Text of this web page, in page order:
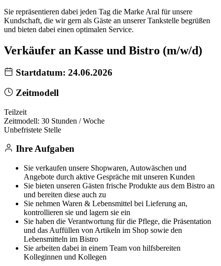
Sie repräsentieren dabei jeden Tag die Marke Aral für unsere
Kundschaft, die wir gern als Gäste an unserer Tankstelle begrüßen
und bieten dabei einen optimalen Service.
Verkäufer an Kasse und Bistro (m/w/d)
Startdatum: 24.06.2026
Zeitmodell
Teilzeit
Zeitmodell: 30 Stunden / Woche
Unbefristete Stelle
Ihre Aufgaben
Sie verkaufen unsere Shopwaren, Autowäschen und
Angebote durch aktive Gespräche mit unseren Kunden
Sie bieten unseren Gästen frische Produkte aus dem Bistro an
und bereiten diese auch zu
Sie nehmen Waren & Lebensmittel bei Lieferung an,
kontrollieren sie und lagern sie ein
Sie haben die Verantwortung für die Pflege, die Präsentation
und das Auffüllen von Artikeln im Shop sowie den
Lebensmitteln im Bistro
Sie arbeiten dabei in einem Team von hilfsbereiten
Kolleginnen und Kollegen